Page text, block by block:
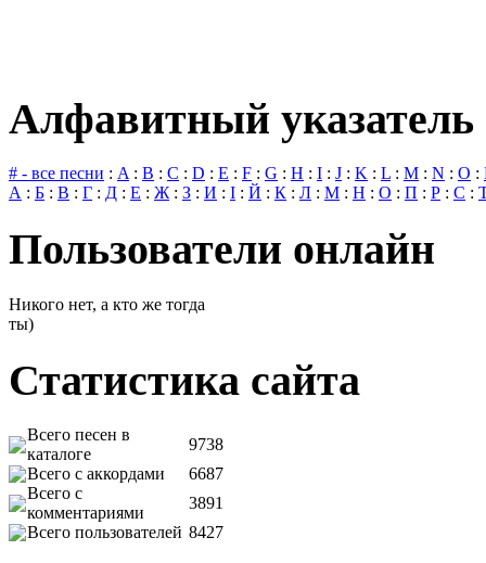
Алфавитный указатель
# - все песни : A: B : C : D : E : F : G : H : I : J : K : L : M : N : O :
А : Б : В : Г : Д : Е : Ж: З : И : І : Й : К : Л : М : Н : О : П : Р : С :
Пользователи онлайн
Никого нет, а кто же тогда
ты)
Статистика сайта
Всего песен в
каталоге
9738
Всего с аккордами
6687
Всего с
комментариями
3891
Всего пользователей 8427